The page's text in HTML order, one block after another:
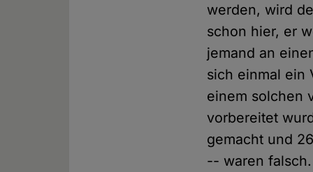
werden, wird
schon hier, er
jemand an
sich einmal ein
einem solchen
vorbereitet
gemacht und
-- waren